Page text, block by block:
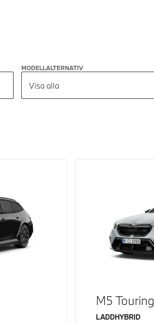
MODELLALTERNATIV
Visa alla
M5 Touring
Bränsle
LADDHYBRID